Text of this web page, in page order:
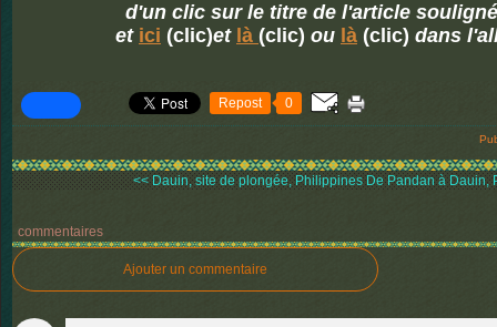
d'un clic sur le titre de l'article
et ici (clic)et là (clic) ou là (clic) dans
Repost 0
<< Dauin, site de plongée, Philippines De Pandan à Dauin,
commentaires
Ajouter un commentaire